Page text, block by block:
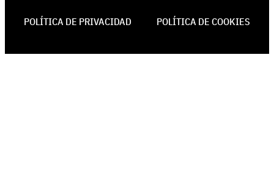
POLÍTICA DE PRIVACIDAD POLÍTICA DE COOKIES